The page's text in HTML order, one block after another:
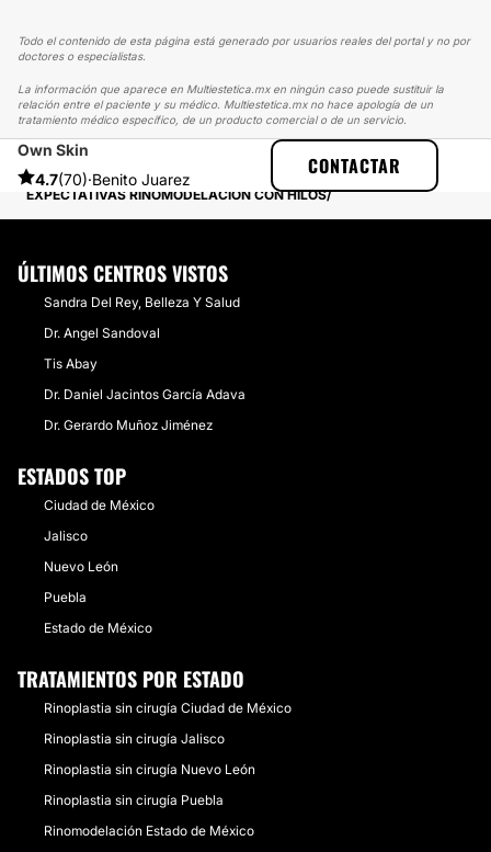
Todo el contenido de esta página está generado por usuarios reales del portal y no por
doctores o especialistas.
La información que aparece en Multiestetica.mx en ningún caso puede sustituir la
relación entre el paciente y su médico. Multiestetica.mx no hace apología de un
tratamiento médico específico, de un producto comercial o de un servicio.
Own Skin
4.7(70)·Benito Juarez
CONTACTAR
MULTIESTETICA
EXPERIENCIAS SOBRE RINOMODELACIÓN
EXPECTATIVAS RINOMODELACIÓN CON HILOS
ÚLTIMOS CENTROS VISTOS
Sandra Del Rey, Belleza Y Salud
Dr. Angel Sandoval
Tis Abay
Dr. Daniel Jacintos García Adava
Dr. Gerardo Muñoz Jiménez
ESTADOS TOP
Ciudad de México
Jalisco
Nuevo León
Puebla
Estado de México
TRATAMIENTOS POR ESTADO
Rinoplastia sin cirugía Ciudad de México
Rinoplastia sin cirugía Jalisco
Rinoplastia sin cirugía Nuevo León
Rinoplastia sin cirugía Puebla
Rinomodelación Estado de México